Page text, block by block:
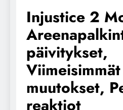
Injustice 2
päivitykset,
Viimeisimmät
muutokset,
reaktiot